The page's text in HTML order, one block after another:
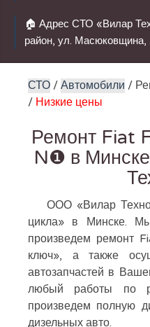
🏠 Адрес СТО «Вилар
район, ул.
СТО / Автомобили /
/ Низкие цены
Ремонт Fiat
N❶ в
ООО «Вилар
цикла» в Минске.
произведем ремонт
ключ», а также
автозапчастей в
любый работы по
произведем полную
дизельных авто.